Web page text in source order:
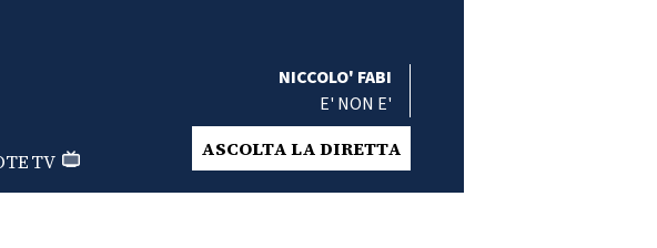
Carlo
TV
NICCOLO' FABI
E' NON E'
ASCOLTA LA DIRETTA